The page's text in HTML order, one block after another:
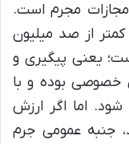
مجرم است.
از صد میلیون
یعنی پیگیری و
خصوصی بوده و با
اما اگر ارزش
جنبه عمومی جرم